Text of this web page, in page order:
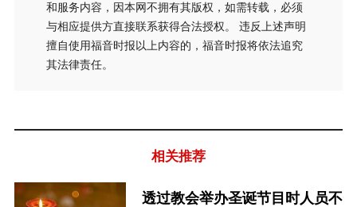
和服务内容，因本网不拥有其版权，如需转载，必须
与相应提供方直接联系获得合法授权。 违反上述声明
擅自使用福音时报以上内容的，福音时报将依法追究
其法律责任。
相关推荐
透过教会举办圣诞节目时人员不